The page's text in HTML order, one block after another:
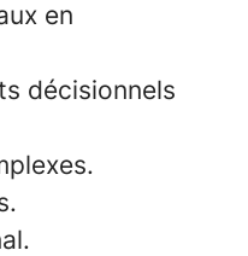
en
décisionnels